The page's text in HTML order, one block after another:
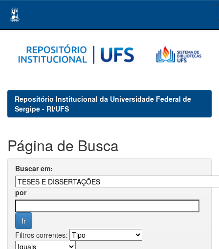
navigation
Repositório Institucional da Universidade Federal de
Sergipe - RI/UFS
Página de Busca
Buscar em:
por
Filtros correntes: